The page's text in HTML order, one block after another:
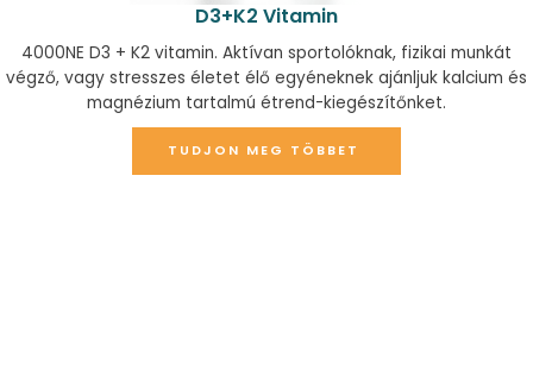
D3+K2 Vitamin
4000NE D3 + K2 vitamin. Aktívan sportolóknak, fizikai munkát
végző, vagy stresszes életet élő egyéneknek ajánljuk kalcium és
magnézium tartalmú étrend-kiegészítőnket.
TUDJON MEG TÖBBET